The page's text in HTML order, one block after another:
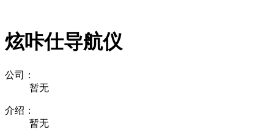
炫咔仕导航仪
公司：
暂无
介绍：
暂无